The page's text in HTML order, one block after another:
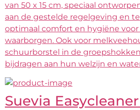
van 50 x 15 cm, speciaal
aan de gestelde regelgeving en
optimaal comfort en hygiëne
waarborgen. Ook voor
schuurborstel in de
bijdragen aan hun welzijn en
Suevia